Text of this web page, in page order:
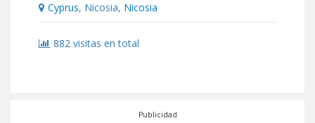
Cyprus, Nicosia, Nicosia
882 visitas en total
Publicidad